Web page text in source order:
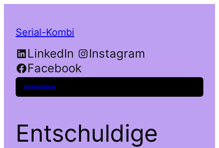
Serial-Kombi
LinkedIn
Instagram
Facebook
Anmelden
Entschuldige